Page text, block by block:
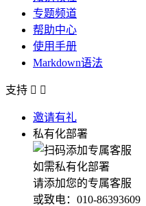
专题频道
帮助中心
使用手册
Markdown语法
支持  
邀请有礼
私有化部署
如需私有化部署
请添加您的专属客服
或致电：010-86393609